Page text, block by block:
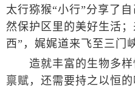
太行猕猴“小行”分享了
然保护区里的美好生活
西”，娓娓道来飞至三
造就丰富的生物多样
禀赋，还需要持之以恒的